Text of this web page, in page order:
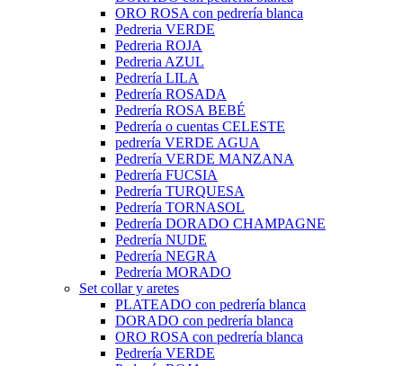
ORO ROSA con pedrería blanca
Pedreria VERDE
Pedreria ROJA
Pedreria AZUL
Pedrería LILA
Pedrería ROSADA
Pedrería ROSA BEBÉ
Pedrería o cuentas CELESTE
pedrería VERDE AGUA
Pedrería VERDE MANZANA
Pedrería FUCSIA
Pedrería TURQUESA
Pedrería TORNASOL
Pedrería DORADO CHAMPAGNE
Pedrería NUDE
Pedrería NEGRA
Pedrería MORADO
Set collar y aretes
PLATEADO con pedrería blanca
DORADO con pedrería blanca
ORO ROSA con pedrería blanca
Pedrería VERDE